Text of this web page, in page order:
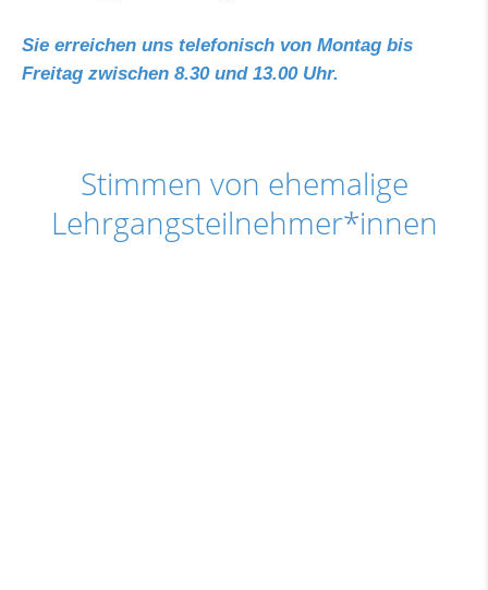
Sie erreichen uns telefonisch von Montag bis
Freitag zwischen 8.30 und 13.00 Uhr.
Stimmen von ehemalige
Lehrgangsteilnehmer*innen